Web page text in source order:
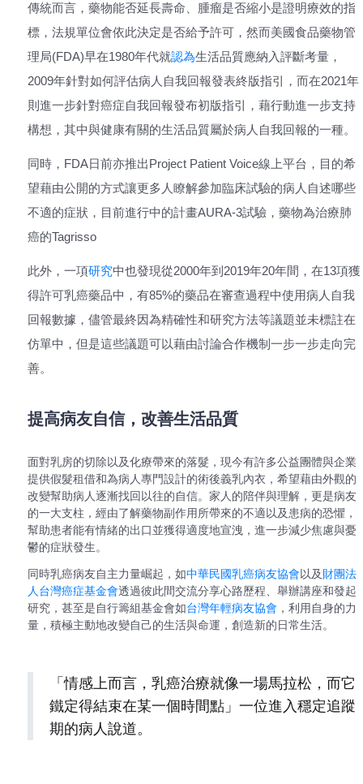
傳統而言，藥物能否延長壽命、腫瘤是否縮小是證明療效的指
標，法規單位會依此決定是否給予許可，然而美國食品藥物管
理局(FDA)早在1980年代就認為生活品質應納入評斷考量，
2009年針對如何評估病人自我回報發表終版指引，而在2021年
則進一步針對癌症自我回報發布初版指引，藉行動進一步支持
構想，其中與健康有關的生活品質屬於病人自我回報的一種。
同時，FDA日前亦推出Project Patient Voice線上平台，目的希
望藉由公開的方式讓更多人瞭解參加臨床試驗的病人自述哪些
不適的症狀，目前進行中的計畫AURA-3試驗，藥物為治療肺
癌的Tagrisso
此外，一項研究中也發現從2000年到2019年20年間，在13項獲
得許可乳癌藥品中，有85%的藥品在審查過程中使用病人自我
回報數據，儘管最終因為精確性和研究方法等議題並未標註在
仿單中，但是這些議題可以藉由討論合作機制一步一步走向完
善。
提高病友自信，改善生活品質
面對乳房的切除以及化療帶來的落髮，現今有許多公益團體與企業
提供假髮租借和為病人專門設計的術後義乳內衣，希望藉由外觀的
改變幫助病人逐漸找回以往的自信。家人的陪伴與理解，更是病友
的一大支柱，經由了解藥物副作用所帶來的不適以及患病的恐懼，
幫助患者能有情緒的出口並獲得適度地宣洩，進一步減少焦慮與憂
鬱的症狀發生。
同時乳癌病友自主力量崛起，如中華民國乳癌病友協會以及財團法
人台灣癌症基金會透過彼此間交流分享心路歷程、舉辦講座和發起
研究，甚至是自行籌組基金會如台灣年輕病友協會 ，利用自身的力
量，積極主動地改變自己的生活與命運，創造新的日常生活。
「情感上而言，乳癌治療就像一場馬拉松，而它
鐵定得結束在某一個時間點」一位進入穩定追蹤
期的病人說道。